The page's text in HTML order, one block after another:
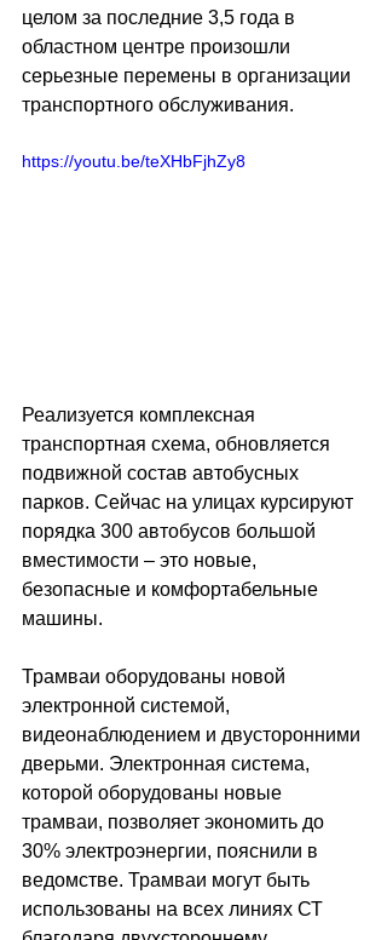
целом за последние 3,5 года в
областном центре произошли
серьезные перемены в организации
транспортного обслуживания.
https://youtu.be/teXHbFjhZy8
Реализуется комплексная
транспортная схема, обновляется
подвижной состав автобусных
парков. Сейчас на улицах курсируют
порядка 300 автобусов большой
вместимости – это новые,
безопасные и комфортабельные
машины.
Трамваи оборудованы новой
электронной системой,
видеонаблюдением и двусторонними
дверьми. Электронная система,
которой оборудованы новые
трамваи, позволяет экономить до
30% электроэнергии, пояснили в
ведомстве. Трамваи могут быть
использованы на всех линиях СТ